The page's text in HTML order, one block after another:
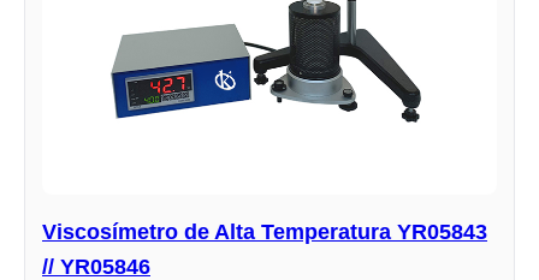
Viscosímetro de Alta Temperatura YR05843
// YR05846